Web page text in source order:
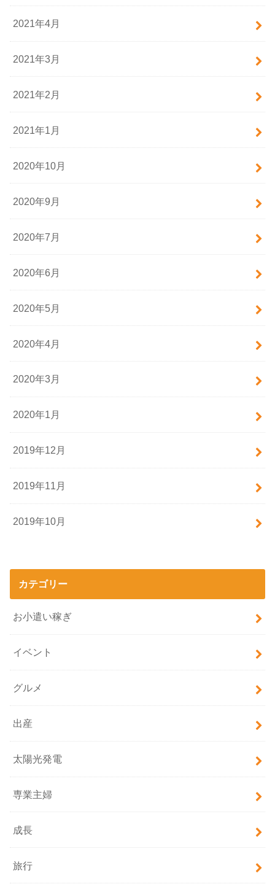
2021年4月
2021年3月
2021年2月
2021年1月
2020年10月
2020年9月
2020年7月
2020年6月
2020年5月
2020年4月
2020年3月
2020年1月
2019年12月
2019年11月
2019年10月
カテゴリー
お小遣い稼ぎ
イベント
グルメ
出産
太陽光発電
専業主婦
成長
旅行